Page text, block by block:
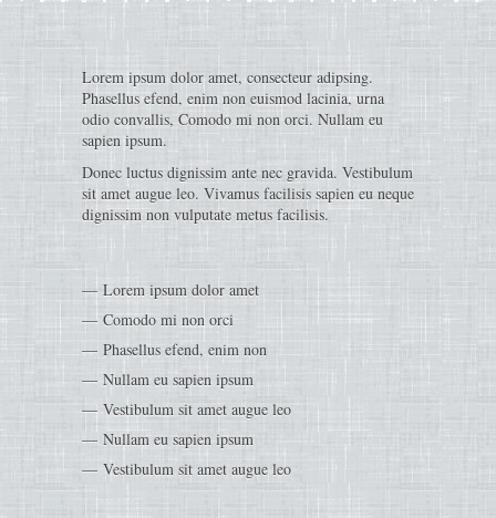
Lorem ipsum dolor amet, consecteur adipsing.
Phasellus efend, enim non euismod lacinia, urna
odio convallis, Comodo mi non orci. Nullam eu
sapien ipsum.
Donec luctus dignissim ante nec gravida. Vestibulum
sit amet augue leo. Vivamus facilisis sapien eu neque
dignissim non vulputate metus facilisis.
Lorem ipsum dolor amet
Comodo mi non orci
Phasellus efend, enim non
Nullam eu sapien ipsum
Vestibulum sit amet augue leo
Nullam eu sapien ipsum
Vestibulum sit amet augue leo